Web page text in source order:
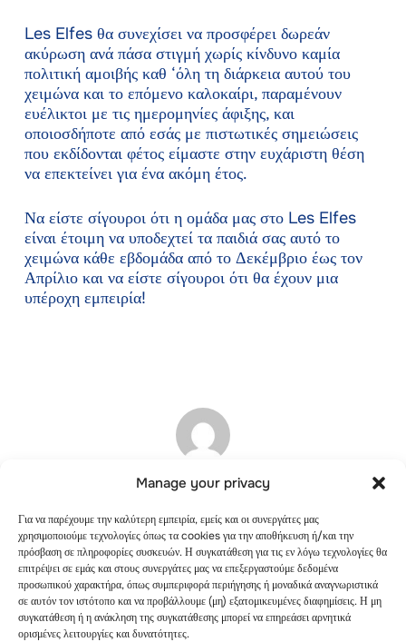
Manage your privacy
Για να παρέχουμε την καλύτερη εμπειρία, εμείς και οι συνεργάτες μας
χρησιμοποιούμε τεχνολογίες όπως τα cookies για την αποθήκευση ή/και την
πρόσβαση σε πληροφορίες συσκευών. Η συγκατάθεση για τις εν λόγω τεχνολογίες θα
επιτρέψει σε εμάς και στους συνεργάτες μας να επεξεργαστούμε δεδομένα
προσωπικού χαρακτήρα, όπως συμπεριφορά περιήγησης ή μοναδικά αναγνωριστικά
σε αυτόν τον ιστότοπο και να προβάλλουμε (μη) εξατομικευμένες διαφημίσεις. Η μη
συγκατάθεση ή η ανάκληση της συγκατάθεσης μπορεί να επηρεάσει αρνητικά
ορισμένες λειτουργίες και δυνατότητες.
Les Elfes θα συνεχίσει να προσφέρει δωρεάν
ακύρωση ανά πάσα στιγμή χωρίς κίνδυνο καμία
πολιτική αμοιβής καθ ‘όλη τη διάρκεια αυτού του
χειμώνα και το επόμενο καλοκαίρι, παραμένουν
ευέλικτοι με τις ημερομηνίες άφιξης, και
οποιοσδήποτε από εσάς με πιστωτικές σημειώσεις
που εκδίδονται φέτος είμαστε στην ευχάριστη θέση
να επεκτείνει για ένα ακόμη έτος.
Να είστε σίγουροι ότι η ομάδα μας στο Les Elfes
είναι έτοιμη να υποδεχτεί τα παιδιά σας αυτό το
χειμώνα κάθε εβδομάδα από το Δεκέμβριο έως τον
Απρίλιο και να είστε σίγουροι ότι θα έχουν μια
υπέροχη εμπειρία!
lesadmin
Similar posts